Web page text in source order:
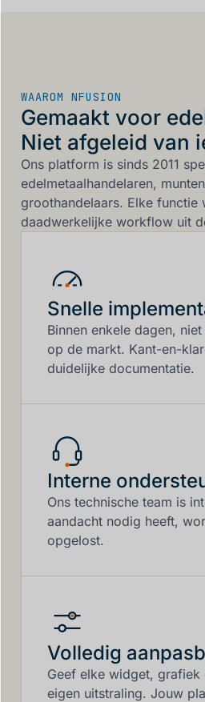
WAAROM NFUSION
Gemaakt voor
Niet afgeleid van
Ons platform is sinds 2011
edelmetaalhandelaren,
groothandelaars. Elke functie
daadwerkelijke workflow uit
Snelle
Binnen enkele dagen,
op de markt. Kant-en-
duidelijke documentatie.
Interne
Ons technische team is
aandacht nodig heeft,
opgelost.
Volledig
Geef elke widget, grafiek
eigen uitstraling. Jouw